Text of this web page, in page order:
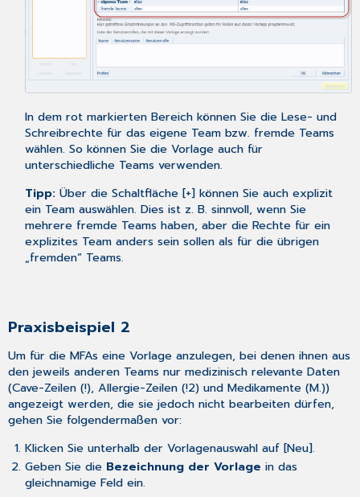
In dem rot markierten Bereich können Sie die Lese- und
Schreibrechte für das eigene Team bzw. fremde Teams
wählen. So können Sie die Vorlage auch für
unterschiedliche Teams verwenden.
Tipp: Über die Schaltfläche [+] können Sie auch explizit
ein Team auswählen. Dies ist z. B. sinnvoll, wenn Sie
mehrere fremde Teams haben, aber die Rechte für ein
explizites Team anders sein sollen als für die übrigen
„fremden“ Teams.
Praxisbeispiel 2
Um für die MFAs eine Vorlage anzulegen, bei denen ihnen aus
den jeweils anderen Teams nur medizinisch relevante Daten
(Cave-Zeilen (!), Allergie-Zeilen (!2) und Medikamente (M.))
angezeigt werden, die sie jedoch nicht bearbeiten dürfen,
gehen Sie folgendermaßen vor:
Klicken Sie unterhalb der Vorlagenauswahl auf [Neu].
Geben Sie die Bezeichnung der Vorlage in das
gleichnamige Feld ein.